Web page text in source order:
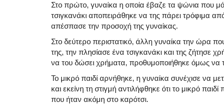
Στο πρώτο, γυναίκα η οποία έβαζε τα ψώνια που
τσιγκανάκι αποπειράθηκε να της πάρει τρόφιμα
απέσπασε την προσοχή της γυναίκας.
Στο δεύτερο περιστατικό, άλλη γυναίκα την ώρα
της, την πλησίασε ένα τσιγκανάκι και της ζήτησε
να του δώσει χρήματα, προθυμοποιήθηκε όμως να
Το μικρό παιδί αρνήθηκε, η γυναίκα συνέχισε να
και εκείνη τη στιγμή αντιλήφθηκε ότι το μικρό
που ήταν ακόμη στο καρότσι.